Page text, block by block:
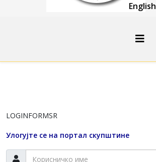
English
LOGINFORMSR
Улогујте се на портал скупштине